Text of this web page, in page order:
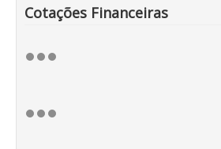
Cotações Financeiras